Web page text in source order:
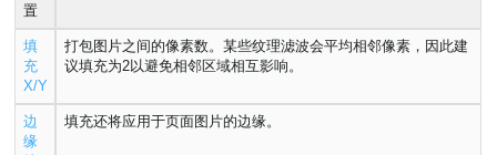
置
填
充
X/Y
打包图片之间的像素数。某些纹理滤波会平均相邻像素，因此建
议填充为2以避免相邻区域相互影响。
边
缘
填充还将应用于页面图片的边缘。